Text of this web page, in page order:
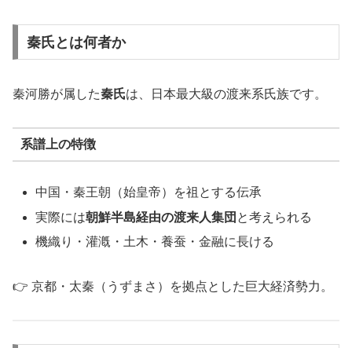
秦氏とは何者か
秦河勝が属した秦氏は、日本最大級の渡来系氏族です。
系譜上の特徴
中国・秦王朝（始皇帝）を祖とする伝承
実際には朝鮮半島経由の渡来人集団 と考えられる
機織り・灌漑・土木・養蚕・金融に長ける
👉 京都・太秦（うずまさ）を拠点とした巨大経済勢力。